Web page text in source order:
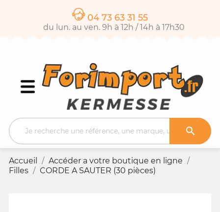
04 73 63 31 55
du lun. au ven. 9h à 12h / 14h à 17h30

Accueil
Accéder a votre boutique en ligne
Filles
CORDE A SAUTER (30 pièces)